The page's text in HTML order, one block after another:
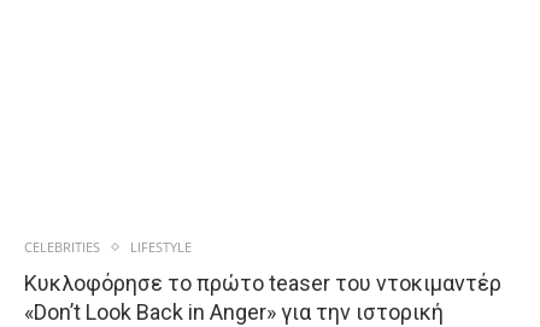
CELEBRITIES LIFESTYLE
Κυκλοφόρησε το πρώτο teaser του ντοκιμαντέρ
«Don’t Look Back in Anger» για την ιστορική